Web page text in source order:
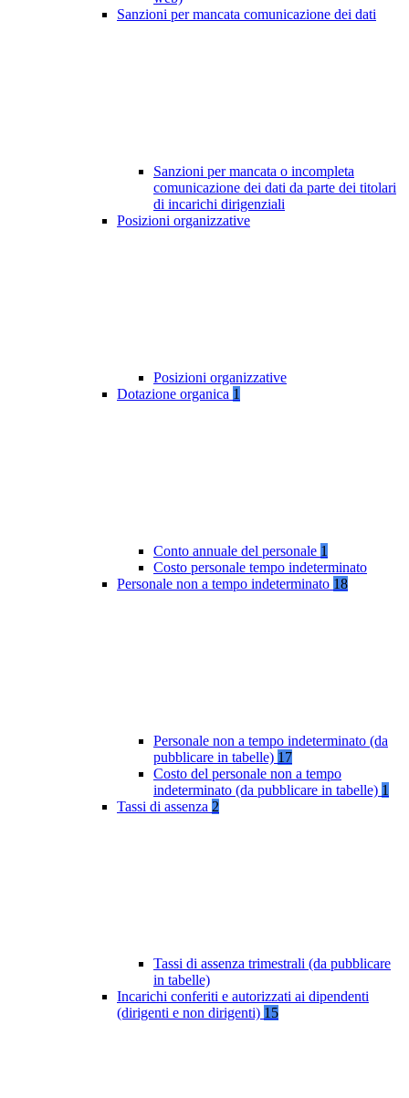
Sanzioni per mancata comunicazione dei dati
Sanzioni per mancata o incompleta
comunicazione dei dati da parte dei titolari
di incarichi dirigenziali
Posizioni organizzative
Posizioni organizzative
Dotazione organica 1
Conto annuale del personale 1
Costo personale tempo indeterminato
Personale non a tempo indeterminato 18
Personale non a tempo indeterminato (da
pubblicare in tabelle) 17
Costo del personale non a tempo
indeterminato (da pubblicare in tabelle) 1
Tassi di assenza 2
Tassi di assenza trimestrali (da pubblicare
in tabelle)
Incarichi conferiti e autorizzati ai dipendenti
(dirigenti e non dirigenti) 15